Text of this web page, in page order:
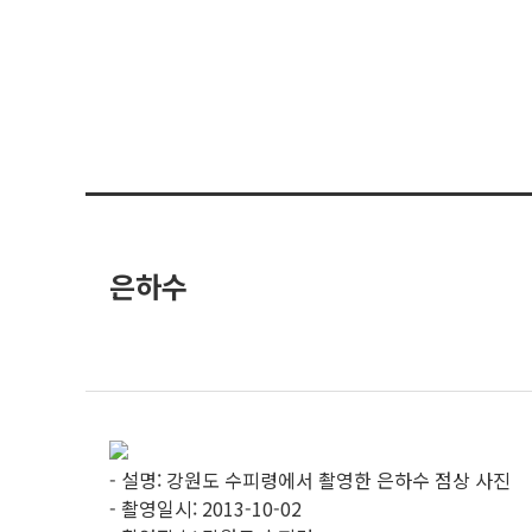
은하수
- 설명: 강원도 수피령에서 촬영한 은하수 점상 사진
- 촬영일시: 2013-10-02